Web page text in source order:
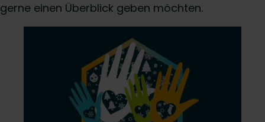
gerne einen Überblick geben möchten.